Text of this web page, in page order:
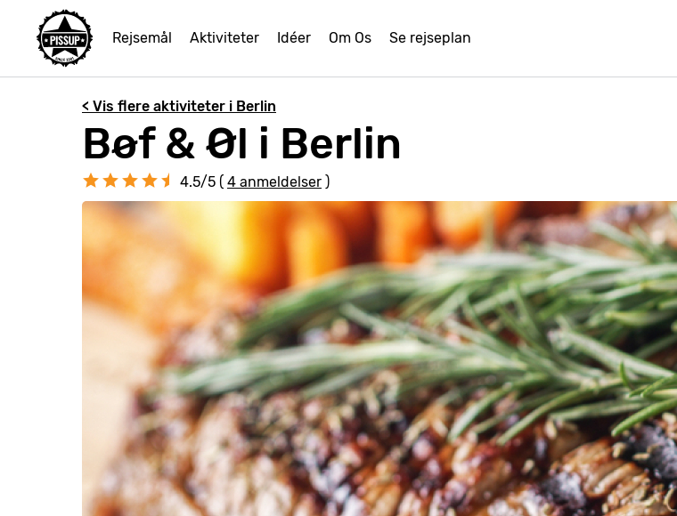
Rejsemål Aktiviteter Idéer Om Os Se rejseplan
< Vis flere aktiviteter i Berlin
Bøf & Øl i Berlin
4.5/5 ( 4 anmeldelser )